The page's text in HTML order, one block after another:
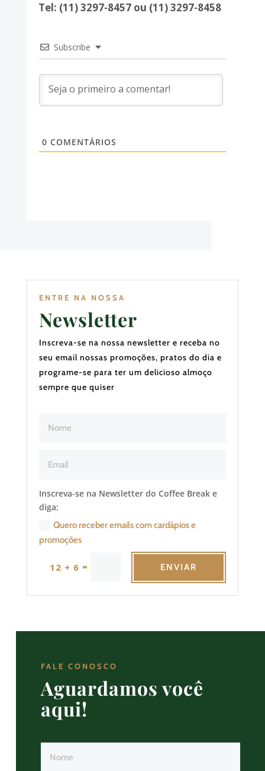
Tel: (11) 3297-8457 ou (11) 3297-8458
Subscribe
0 COMENTÁRIOS
ENTRE NA NOSSA
Newsletter
Inscreva-se na nossa newsletter e receba no
seu email nossas promoções, pratos do dia e
programe-se para ter um delicioso almoço
sempre que quiser
Inscreva-se na Newsletter do Coffee Break e
diga:
Quero receber emails com cardápios e
promoções
12 + 6 = ENVIAR
FALE CONOSCO
Aguardamos você
aqui!